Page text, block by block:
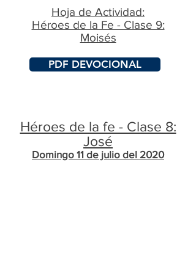
Hoja de Actividad:
​Héroes de la Fe - Clase 9:
Moisés
PDF DEVOCIONAL
Héroes de la fe - Clase 8:
José
Domingo 11 de julio del 2020